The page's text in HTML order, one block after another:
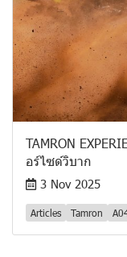
TAMRON
อร์ไซด์วิบาก
3 Nov 2025
Articles Tamron